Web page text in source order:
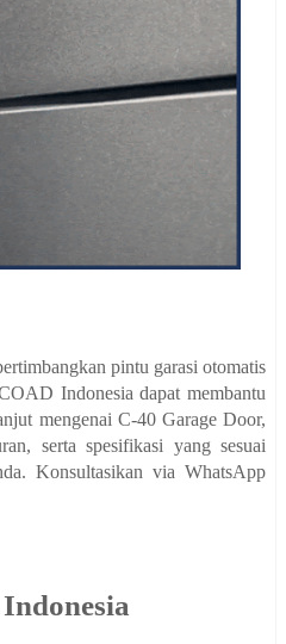
pintu garasi otomatis
Indonesia dapat membantu
mengenai C-40 Garage Door,
serta spesifikasi yang sesuai
Konsultasikan via WhatsApp